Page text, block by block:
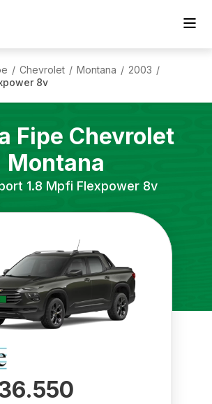
/ Chevrolet / Montana / 2003 /
8v
Fipe Chevrolet
Montana
1.8 Mpfi Flexpower 8v